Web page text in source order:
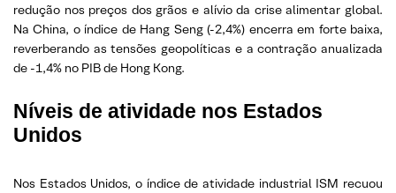
redução nos preços dos grãos e alívio da crise alimentar global.
Na China, o índice de Hang Seng (-2,4%) encerra em forte baixa,
reverberando as tensões geopolíticas e a contração anualizada
de -1,4% no PIB de Hong Kong.
Níveis de atividade nos Estados
Unidos
Nos Estados Unidos, o índice de atividade industrial ISM recuou